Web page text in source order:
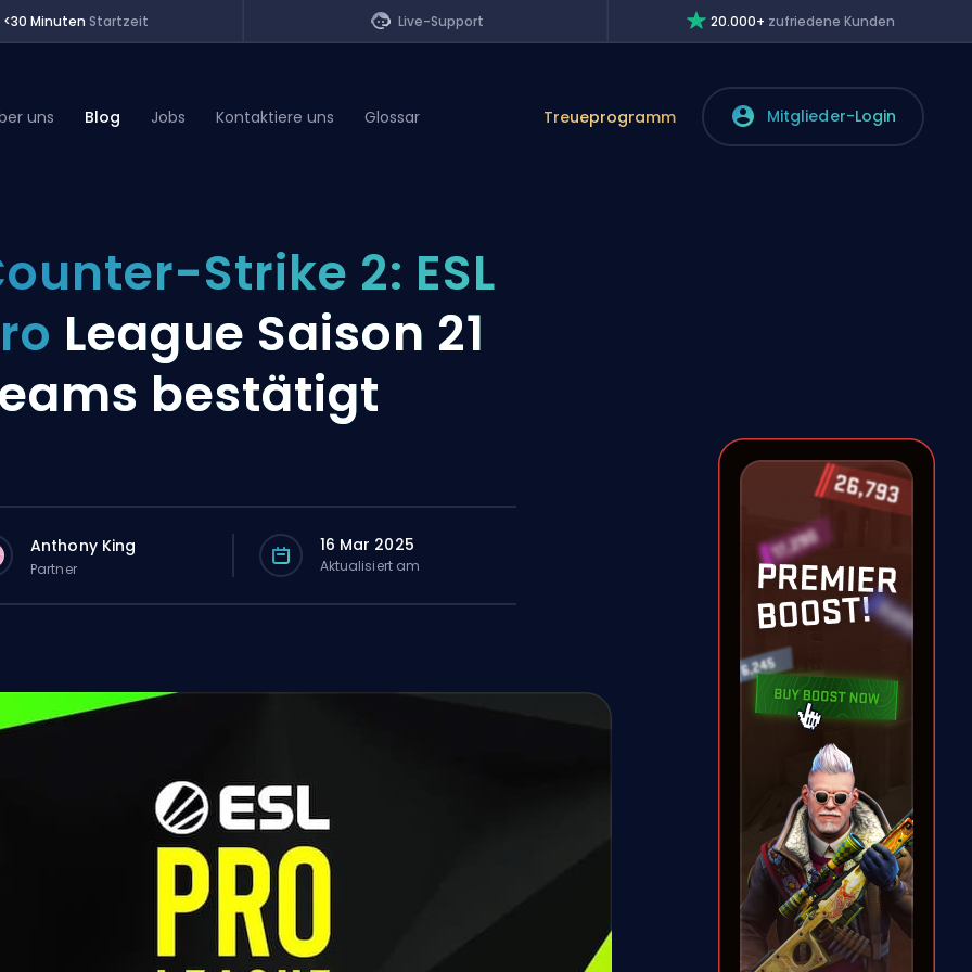
<30 Minuten Startzeit Live-Support 20.000+ zufriedene Kunden
uns Blog Jobs Kontaktiere uns Glossar Treueprogramm Mitglieder-Login
Strike 2: ESL
League Saison 21
bestätigt
Anthony King
Partner
16 Mar 2025
Aktualisiert am